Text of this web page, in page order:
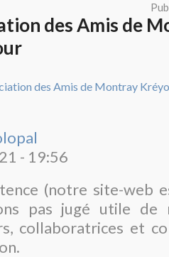
des Amis de
- 19:56
(notre site-web
pas jugé utile de
collaboratrices et